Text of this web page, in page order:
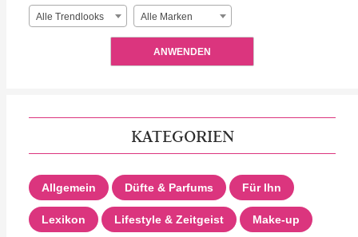
Alle Trendlooks Alle Marken
ANWENDEN
KATEGORIEN
Allgemein Düfte & Parfums Für Ihn
Lexikon Lifestyle & Zeitgeist Make-up